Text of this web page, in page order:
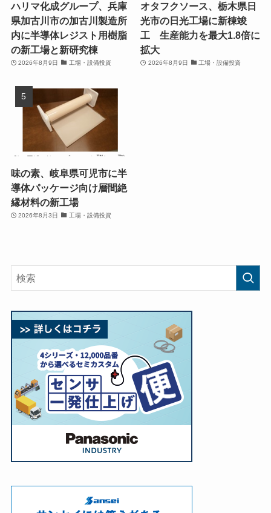
ハリマ化成グループ、兵庫
県加古川市の加古川製造所
内に半導体レジスト用樹脂
の新工場と新研究棟
2026年8月9日 工場・設備投資
オタフクソース、栃木県日
光市の日光工場に新棟竣
工 生産能力を最大1.8倍に
拡大
2026年8月9日 工場・設備投資
味の素、岐阜県可児市に半
導体パッケージ向け層間絶
縁材料の新工場
2026年8月3日 工場・設備投資